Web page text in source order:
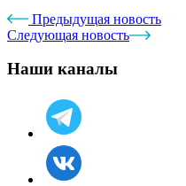
Предыдущая новость
Следующая новость
Наши каналы